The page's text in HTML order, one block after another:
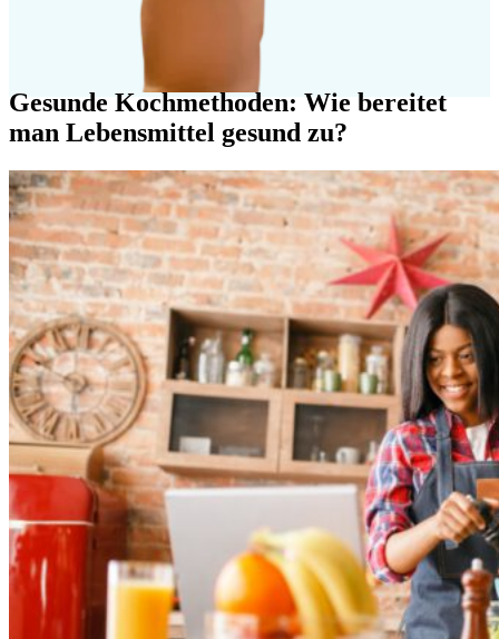
Gesunde Kochmethoden: Wie bereitet
man Lebensmittel gesund zu?